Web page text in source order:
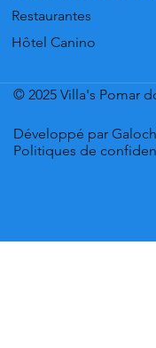
Restaurantes
Hôtel Canino
© 2025 Villa's Pomar
Développé par
Politiques de